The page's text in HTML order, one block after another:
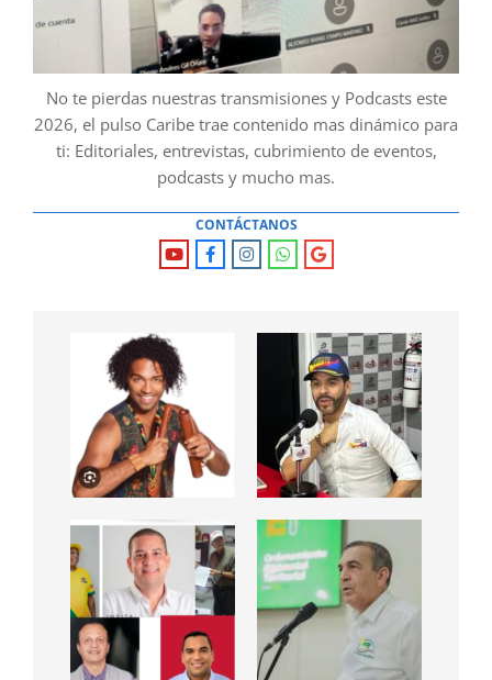
No te pierdas nuestras transmisiones y Podcasts este
2026, el pulso Caribe trae contenido mas dinámico para
ti: Editoriales, entrevistas, cubrimiento de eventos,
podcasts y mucho mas.
CONTÁCTANOS